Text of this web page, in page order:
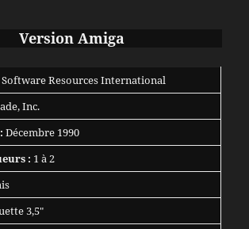
Version Amiga
Software Resources International
Inc.
Décembre 1990
: 1 à 2
3,5″